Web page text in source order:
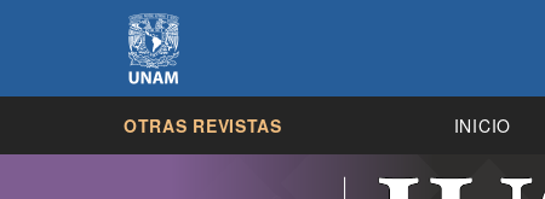
OTRAS REVISTAS INICIO